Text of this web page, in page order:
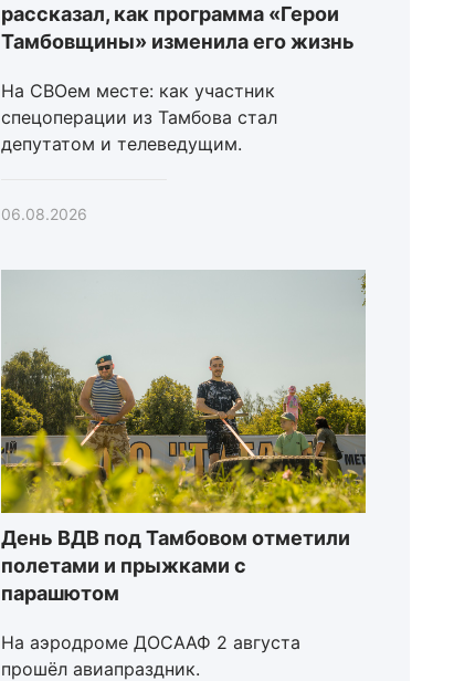
рассказал, как программа «Герои
Тамбовщины» изменила его жизнь
На СВОем месте: как участник
спецоперации из Тамбова стал
депутатом и телеведущим.
06.08.2026
День ВДВ под Тамбовом отметили
полетами и прыжками с
парашютом
На аэродроме ДОСААФ 2 августа
прошёл авиапраздник.